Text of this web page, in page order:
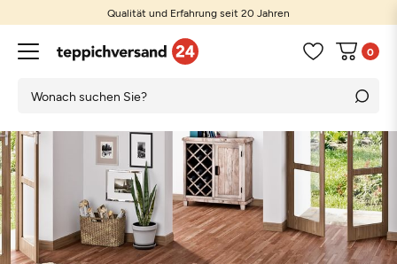
Qualität und Erfahrung seit 20 Jahren
0